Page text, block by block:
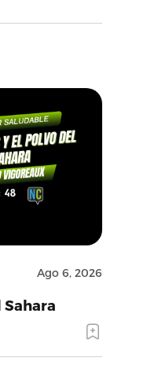
Ago 6, 2026
Sahara